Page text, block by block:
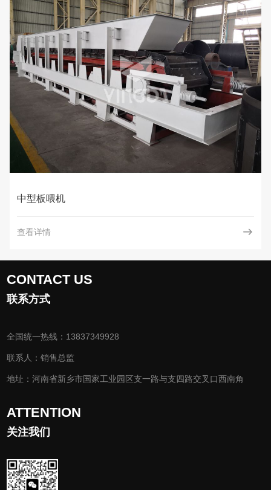
轻型板喂机
查看详情
CONTACT US
联系方式
全国统一热线：13837349928
联系人：销售总监
地址：河南省新乡市国家工业园区支一路与支四路交叉口西南角
ATTENTION
关注我们